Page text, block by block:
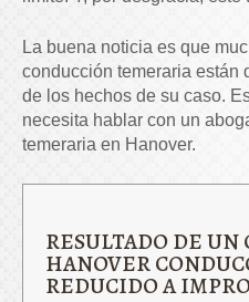
La buena noticia es que
conducción temeraria están
de los hechos de su caso.
necesita hablar con un
temeraria en Hanover.
RESULTADO DE UN
HANOVER
REDUCIDO A